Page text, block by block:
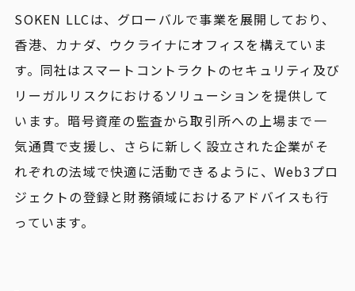
SOKEN LLCは、グローバルで事業を展開しており、
香港、カナダ、ウクライナにオフィスを構えていま
す。同社はスマートコントラクトのセキュリティ及び
リーガルリスクにおけるソリューションを提供して
います。暗号資産の監査から取引所への上場まで一
気通貫で支援し、さらに新しく設立された企業がそ
れぞれの法域で快適に活動できるように、Web3プロ
ジェクトの登録と財務領域におけるアドバイスも行
っています。